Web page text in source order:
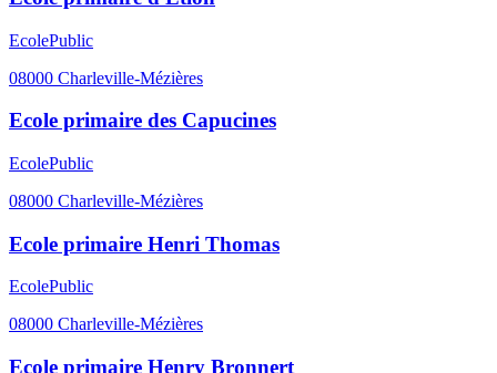
EcolePublic
08000 Charleville-Mézières
Ecole primaire des Capucines
EcolePublic
08000 Charleville-Mézières
Ecole primaire Henri Thomas
EcolePublic
08000 Charleville-Mézières
Ecole primaire Henry Bronnert